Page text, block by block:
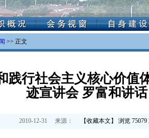
>> 正文
践行社会主义核心价值
迹宣讲会 罗富和讲话
2010-12-31 来源： 【收藏本文 】 浏览 75079